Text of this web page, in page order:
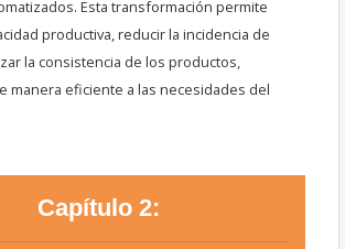
Esta transformación permite
productiva, reducir la incidencia de
la consistencia de los productos,
manera eficiente a las necesidades del
Capítulo 2: